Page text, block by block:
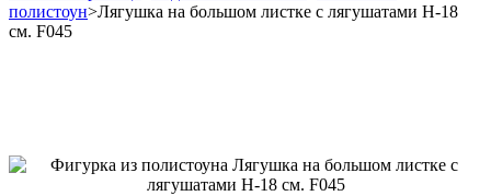
полистоун>Лягушка на большом листке с лягушатами Н-18
см. F045